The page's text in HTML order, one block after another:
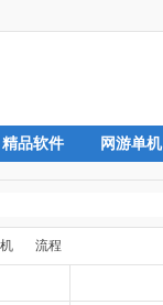
精品软件 网游单机
流程